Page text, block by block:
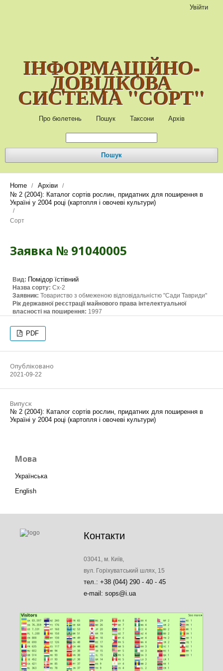
ІНФОРМАЦІЙНО-
ДОВІДКОВА
СИСТЕМА "СОРТ"
Про бюлетень Пошук Таксони Архів
Пошук
Увійти
Home / Архіви /
№ 2 (2004): Каталог сортів рослин, придатних для поширення в
Україні у 2004 році (картопля і овочеві культури)
/
Сорт
Заявка № 91040005
Вид: Помідор їстівний
Назва сорту: Сх-2
Заявник: Товариство з обмеженою відповідальністю "Сади Тавриди"
Рік державної реєстрації майнового права інтелектуальної
власності на поширення: 1997
PDF
Опубліковано
2021-09-22
Випуск
№ 2 (2004): Каталог сортів рослин, придатних для поширення в
Україні у 2004 році (картопля і овочеві культури)
Мова
Українська
English
Контакти
03041, м. Київ,
вул. Горіхуватський шлях, 15
тел.: +38 (044) 290 - 40 - 45
e-mail: sops@i.ua